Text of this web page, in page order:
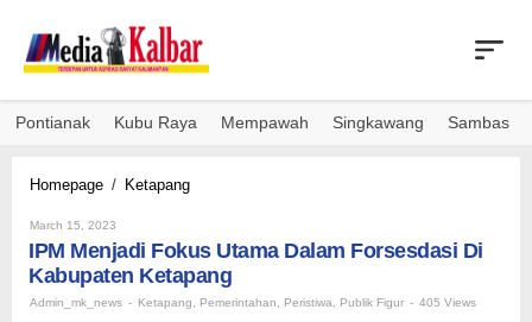
content
Pontianak Kubu Raya Mempawah Singkawang Sambas
Homepage / KetapangIPM
Utama
Dalam
Forsesdasi
Di
March 15, 2023
IPM Menjadi Fokus Utama Dalam Forsesdasi Di
Kabupaten Ketapang
Admin_mk_news - Ketapang Pemerintahan Peristiwa Publik Figur - 405 Views